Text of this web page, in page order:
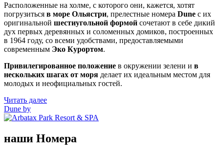
Расположенные на холме, с которого они, кажется, хотят
погрузиться в море Ольястри, прелестные номера Dune с их
оригинальной шестиугольной формой сочетают в себе дикий
дух первых деревянных и соломенных домиков, построенных
в 1964 году, со всеми удобствами, предоставляемыми
современным Эко Курортом.
Привилегированное положение в окружении зелени и в
нескольких шагах от моря делает их идеальным местом для
молодых и неофициальных гостей.
Читать далее
Dune by
наши Номера